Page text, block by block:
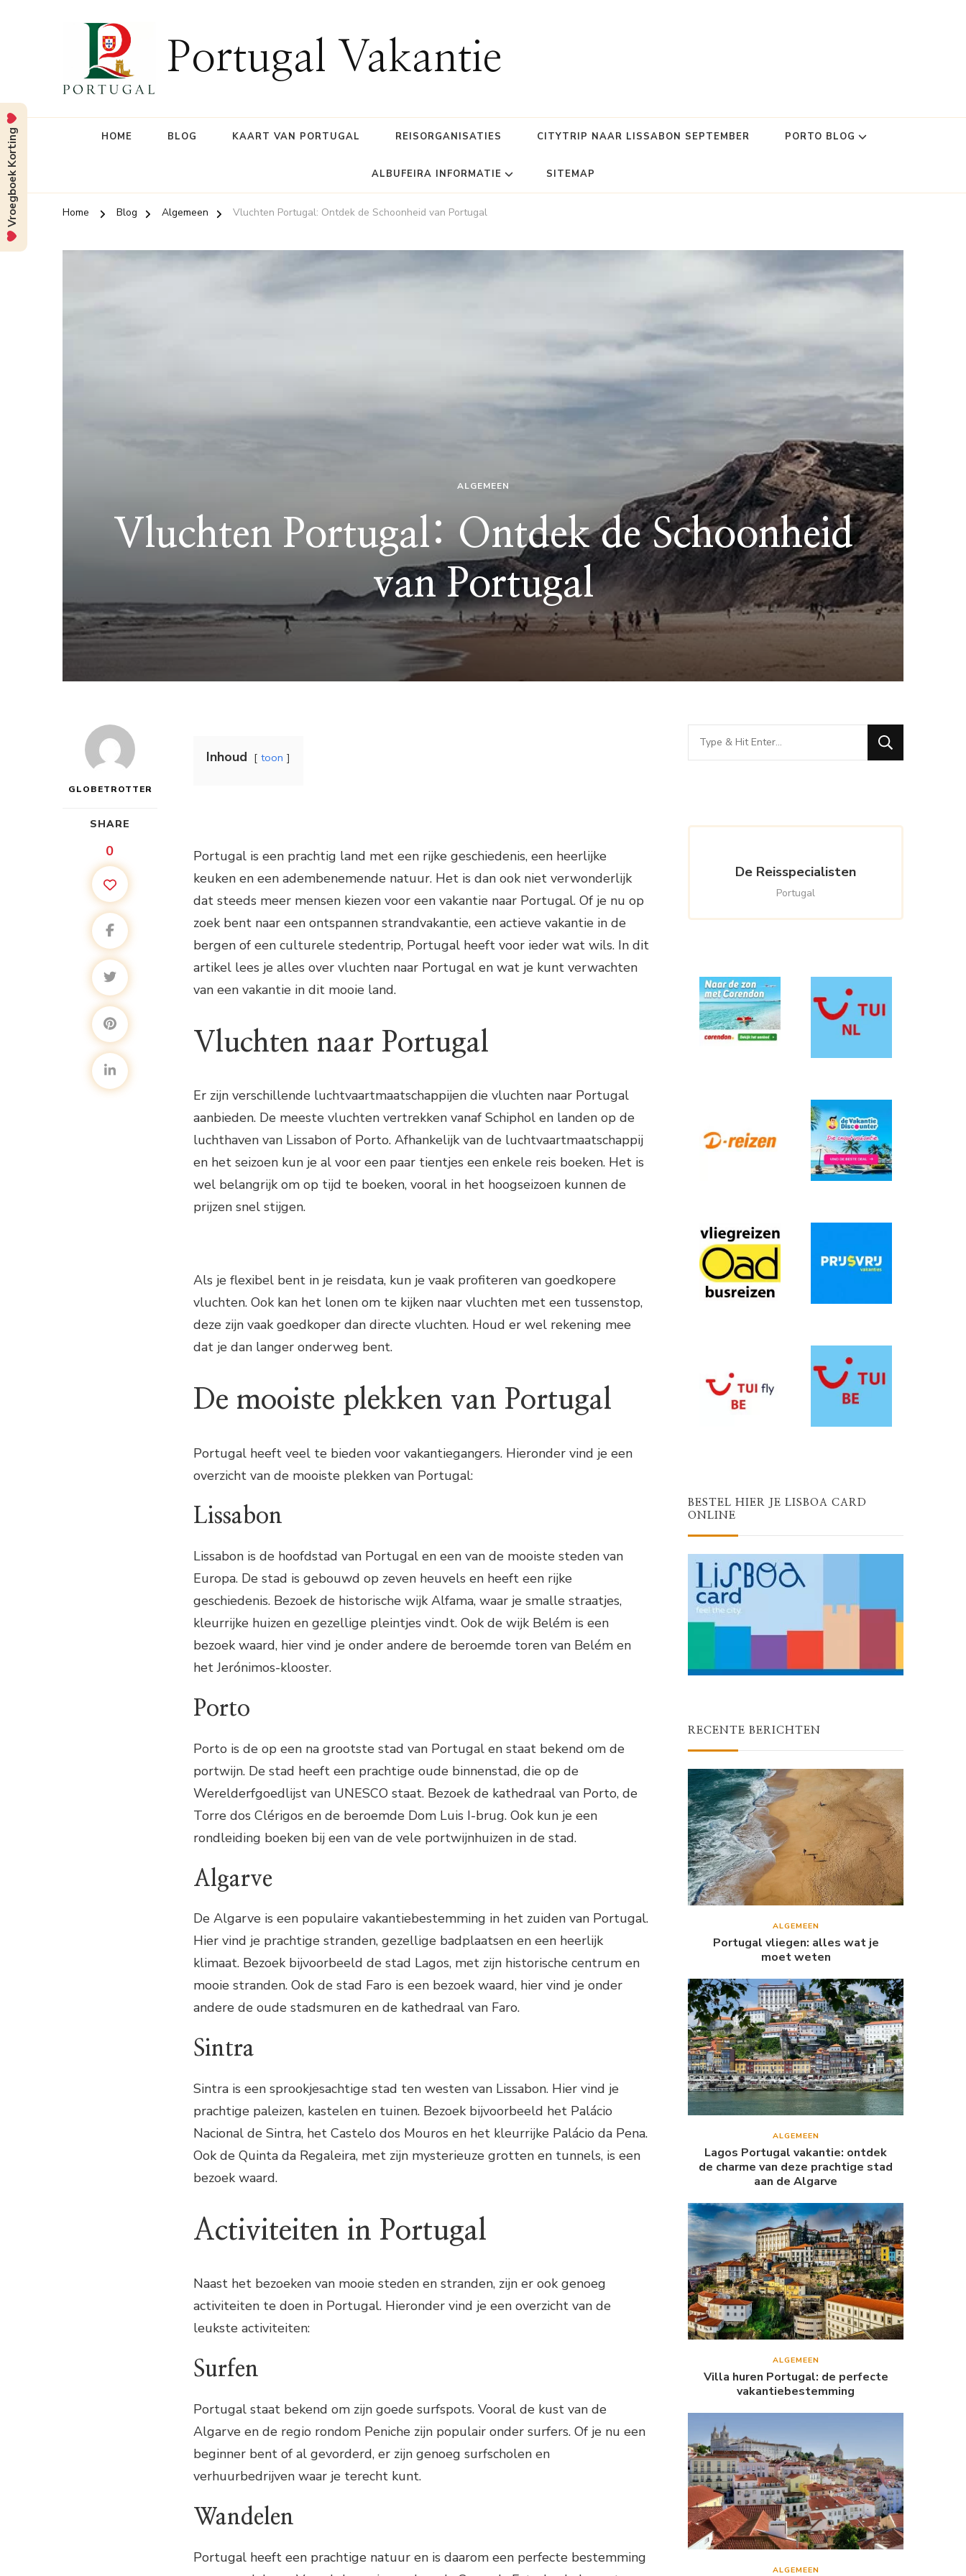
Portugal Vakantie
HOME BLOG KAART VAN PORTUGAL REISORGANISATIES CITYTRIP NAAR LISSABON SEPTEMBER PORTO BLOG
ALBUFEIRA INFORMATIE SITEMAP
Home Blog Algemeen Vluchten Portugal: Ontdek de Schoonheid van Portugal
ALGEMEEN
Vluchten Portugal: Ontdek de Schoonheid
van Portugal
GLOBETROTTER
SHARE
0
Inhoud toon
Portugal is een prachtig land met een rijke geschiedenis, een heerlijke
keuken en een adembenemende natuur. Het is dan ook niet verwonderlijk
dat steeds meer mensen kiezen voor een vakantie naar Portugal. Of je nu op
zoek bent naar een ontspannen strandvakantie, een actieve vakantie in de
bergen of een culturele stedentrip, Portugal heeft voor ieder wat wils. In dit
artikel lees je alles over vluchten naar Portugal en wat je kunt verwachten
van een vakantie in dit mooie land.
Vluchten naar Portugal
Er zijn verschillende luchtvaartmaatschappijen die vluchten naar Portugal
aanbieden. De meeste vluchten vertrekken vanaf Schiphol en landen op de
luchthaven van Lissabon of Porto. Afhankelijk van de luchtvaartmaatschappij
en het seizoen kun je al voor een paar tientjes een enkele reis boeken. Het is
wel belangrijk om op tijd te boeken, vooral in het hoogseizoen kunnen de
prijzen snel stijgen.
Als je flexibel bent in je reisdata, kun je vaak profiteren van goedkopere
vluchten. Ook kan het lonen om te kijken naar vluchten met een tussenstop,
deze zijn vaak goedkoper dan directe vluchten. Houd er wel rekening mee
dat je dan langer onderweg bent.
De mooiste plekken van Portugal
Portugal heeft veel te bieden voor vakantiegangers. Hieronder vind je een
overzicht van de mooiste plekken van Portugal:
Lissabon
Lissabon is de hoofdstad van Portugal en een van de mooiste steden van
Europa. De stad is gebouwd op zeven heuvels en heeft een rijke
geschiedenis. Bezoek de historische wijk Alfama, waar je smalle straatjes,
kleurrijke huizen en gezellige pleintjes vindt. Ook de wijk Belém is een
bezoek waard, hier vind je onder andere de beroemde toren van Belém en
het Jerónimos-klooster.
Porto
Porto is de op een na grootste stad van Portugal en staat bekend om de
portwijn. De stad heeft een prachtige oude binnenstad, die op de
Werelderfgoedlijst van UNESCO staat. Bezoek de kathedraal van Porto, de
Torre dos Clérigos en de beroemde Dom Luis I-brug. Ook kun je een
rondleiding boeken bij een van de vele portwijnhuizen in de stad.
Algarve
De Algarve is een populaire vakantiebestemming in het zuiden van Portugal.
Hier vind je prachtige stranden, gezellige badplaatsen en een heerlijk
klimaat. Bezoek bijvoorbeeld de stad Lagos, met zijn historische centrum en
mooie stranden. Ook de stad Faro is een bezoek waard, hier vind je onder
andere de oude stadsmuren en de kathedraal van Faro.
Sintra
Sintra is een sprookjesachtige stad ten westen van Lissabon. Hier vind je
prachtige paleizen, kastelen en tuinen. Bezoek bijvoorbeeld het Palácio
Nacional de Sintra, het Castelo dos Mouros en het kleurrijke Palácio da Pena.
Ook de Quinta da Regaleira, met zijn mysterieuze grotten en tunnels, is een
bezoek waard.
Activiteiten in Portugal
Naast het bezoeken van mooie steden en stranden, zijn er ook genoeg
activiteiten te doen in Portugal. Hieronder vind je een overzicht van de
leukste activiteiten:
Surfen
Portugal staat bekend om zijn goede surfspots. Vooral de kust van de
Algarve en de regio rondom Peniche zijn populair onder surfers. Of je nu een
beginner bent of al gevorderd, er zijn genoeg surfscholen en
verhuurbedrijven waar je terecht kunt.
Wandelen
Portugal heeft een prachtige natuur en is daarom een perfecte bestemming
Looking
for
De Reisspecialisten
Portugal
BESTEL HIER JE LISBOA CARD
ONLINE
RECENTE BERICHTEN
ALGEMEEN
Portugal vliegen: alles wat je
moet weten
ALGEMEEN
Lagos Portugal vakantie: ontdek
de charme van deze prachtige stad
aan de Algarve
ALGEMEEN
Villa huren Portugal: de perfecte
vakantiebestemming
ALGEMEEN
Vroegboek Korting